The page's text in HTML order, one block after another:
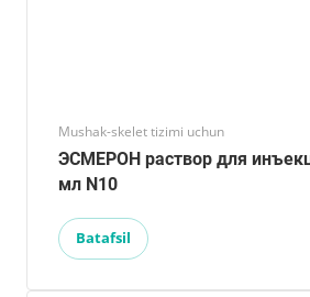
Mushak-skelet tizimi uchun
ЭСМЕРОН раствор для
мл N10
Batafsil